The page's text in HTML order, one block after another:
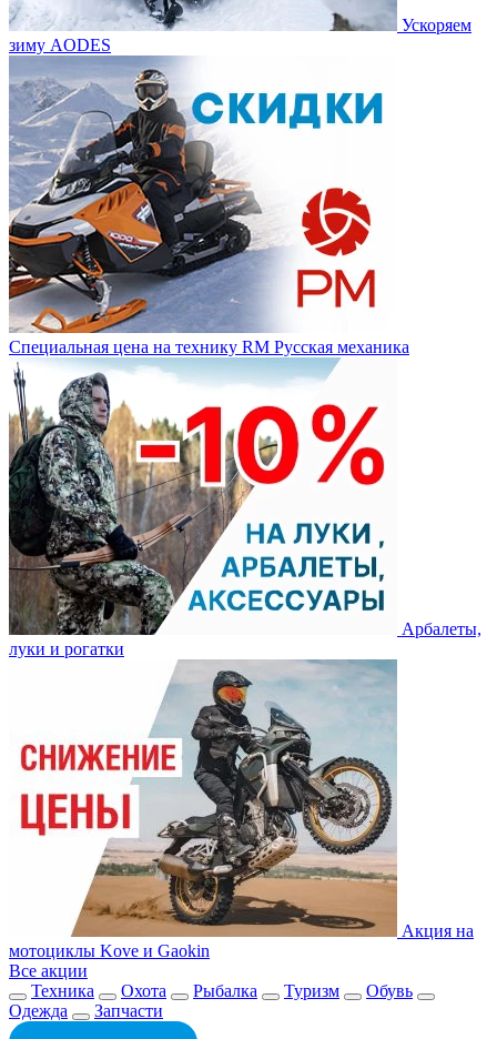
Ускоряем
зиму AODES
Специальная цена на технику RM Русская механика
Арбалеты,
луки и рогатки
Акция на
мотоциклы Kove и Gaokin
Все акции
Техника
Охота Рыбалка Туризм
Обувь
Одежда
Запчасти